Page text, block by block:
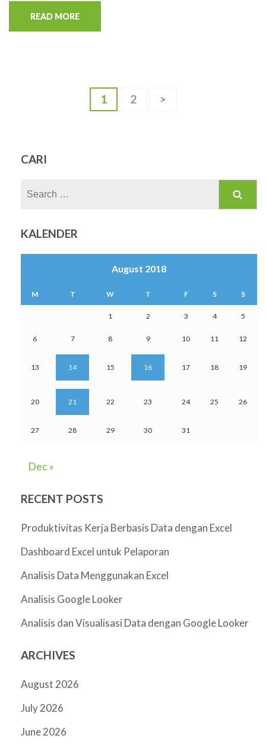
READ MORE
Page
1 Page
2 >
CARI
KALENDER
August 2018
M T W T F S S
1 2 3 4 5
6 7 8 9 10 11 12
13 14 15 16 17 18 19
20 21 22 23 24 25 26
27 28 29 30 31
Dec »
RECENT POSTS
Produktivitas Kerja Berbasis Data dengan Excel
Dashboard Excel untuk Pelaporan
Analisis Data Menggunakan Excel
Analisis Google Looker
Analisis dan Visualisasi Data dengan Google Looker
ARCHIVES
August 2026
July 2026
June 2026